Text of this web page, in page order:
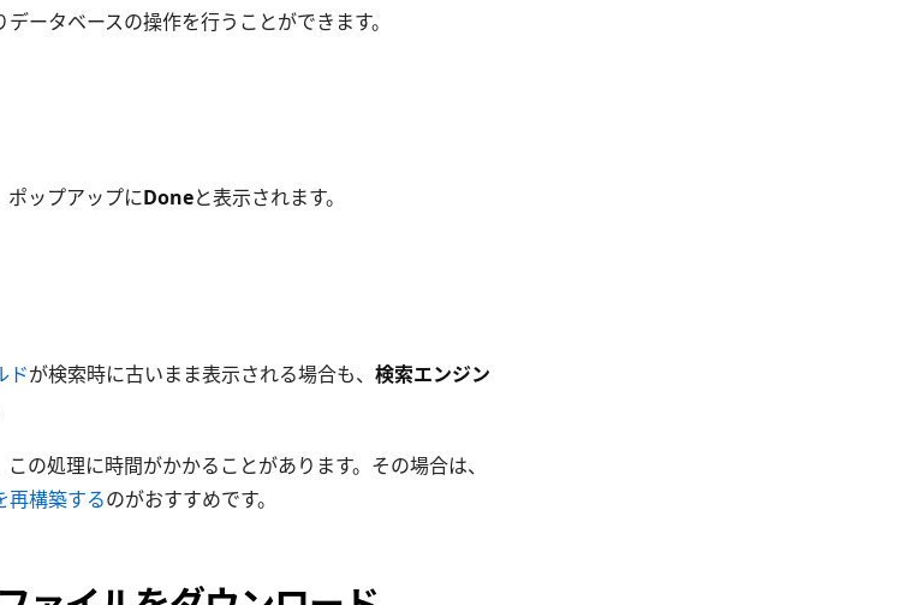
ータベースの操作を行うことができます。
ポップアップにDoneと表示されます。
ドが検索時に古いまま表示される場合も、 検索エンジン
の処理に時間がかかることがあります。その場合は、
再構築するのがおすすめです。